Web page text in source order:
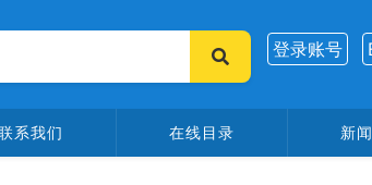
登录账号
系我们 在线目录 新